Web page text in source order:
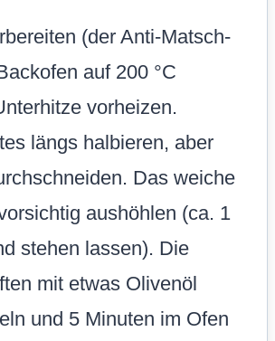
(der Anti-Matsch-
auf 200 °C
vorheizen.
längs halbieren, aber
Das weiche
aushöhlen (ca. 1
stehen lassen). Die
mit etwas Olivenöl
und 5 Minuten im Ofen